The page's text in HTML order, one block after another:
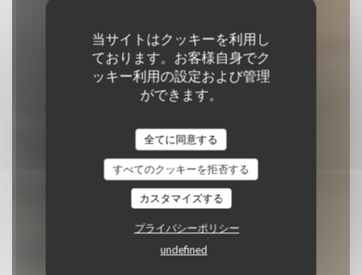
当サイトはクッキーを利用し
ております。お客様自身でク
ッキー利用の設定および管理
ができます。
全てに同意する
すべてのクッキーを拒否する
カスタマイズする
プライバシーポリシー
undefined
Restaurant Chez Félix
ブラッセリー|TROYES
予約